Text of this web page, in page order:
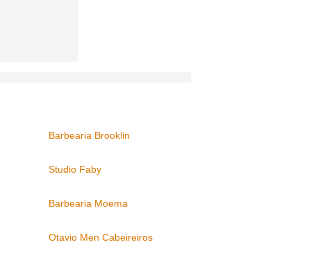
Barbearia Brooklin
Studio Faby
Barbearia Moema
Otavio Men Cabeireiros